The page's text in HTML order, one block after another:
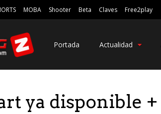
MOBA Shooter Beta Claves Free2play
Portada Actualidad
ya disponible